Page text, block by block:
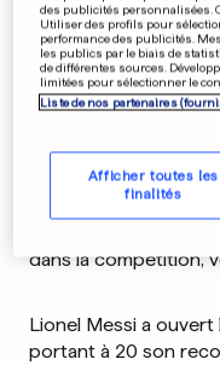
Info Ticker
L'Argentine, tenante
qualifiée pour les
affrontera l'Egypte,
dans la compétition,
Lionel Messi a
portant à 20 son
des publicités personnalisées.
Utiliser des profils pour
performance des publicités.
les publics par le biais de
de différentes sources.
limitées pour sélectionner le
Liste de nos partenaires
Afficher toutes les
finalités